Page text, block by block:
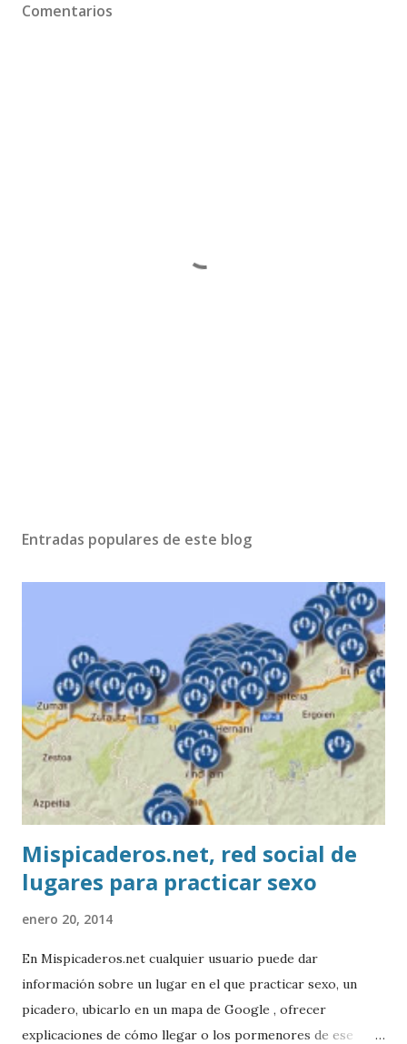
Comentarios
Entradas populares de este blog
Mispicaderos.net, red social de
lugares para practicar sexo
enero 20, 2014
En Mispicaderos.net cualquier usuario puede dar
información sobre un lugar en el que practicar sexo, un
picadero, ubicarlo en un mapa de Google , ofrecer
explicaciones de cómo llegar o los pormenores de ese